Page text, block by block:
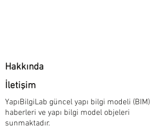
Hakkında
İletişim
YapıBilgiLab güncel yapı bilgi modeli (BIM)
haberleri ve yapı bilgi model objeleri
sunmaktadır.